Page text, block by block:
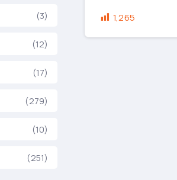
(3)
(12)
(17)
(279)
(10)
(251)
1,265